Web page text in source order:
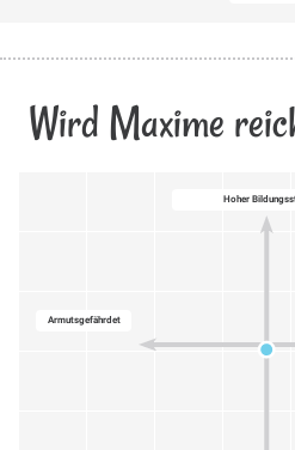
Wird Maxime
Hoher
Armutsgefährdet